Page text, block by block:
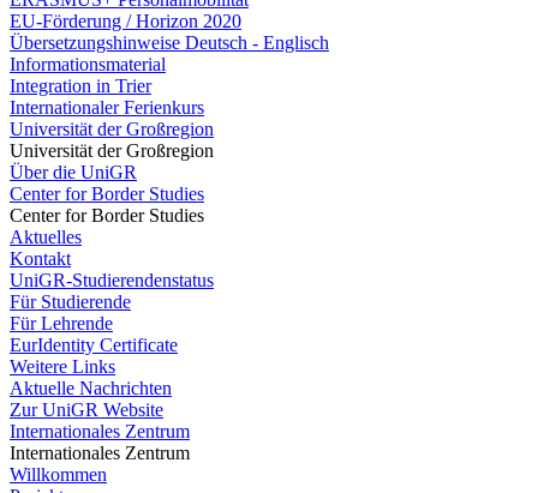
EU-Förderung / Horizon 2020
Übersetzungshinweise Deutsch - Englisch
Informationsmaterial
Integration in Trier
Internationaler Ferienkurs
Universität der Großregion
Universität der Großregion
Über die UniGR
Center for Border Studies
Center for Border Studies
Aktuelles
Kontakt
UniGR-Studierendenstatus
Für Studierende
Für Lehrende
EurIdentity Certificate
Weitere Links
Aktuelle Nachrichten
Zur UniGR Website
Internationales Zentrum
Internationales Zentrum
Willkommen